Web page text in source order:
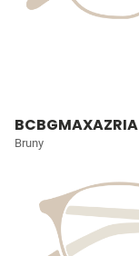
BCBGMAXAZRIA
Bruny